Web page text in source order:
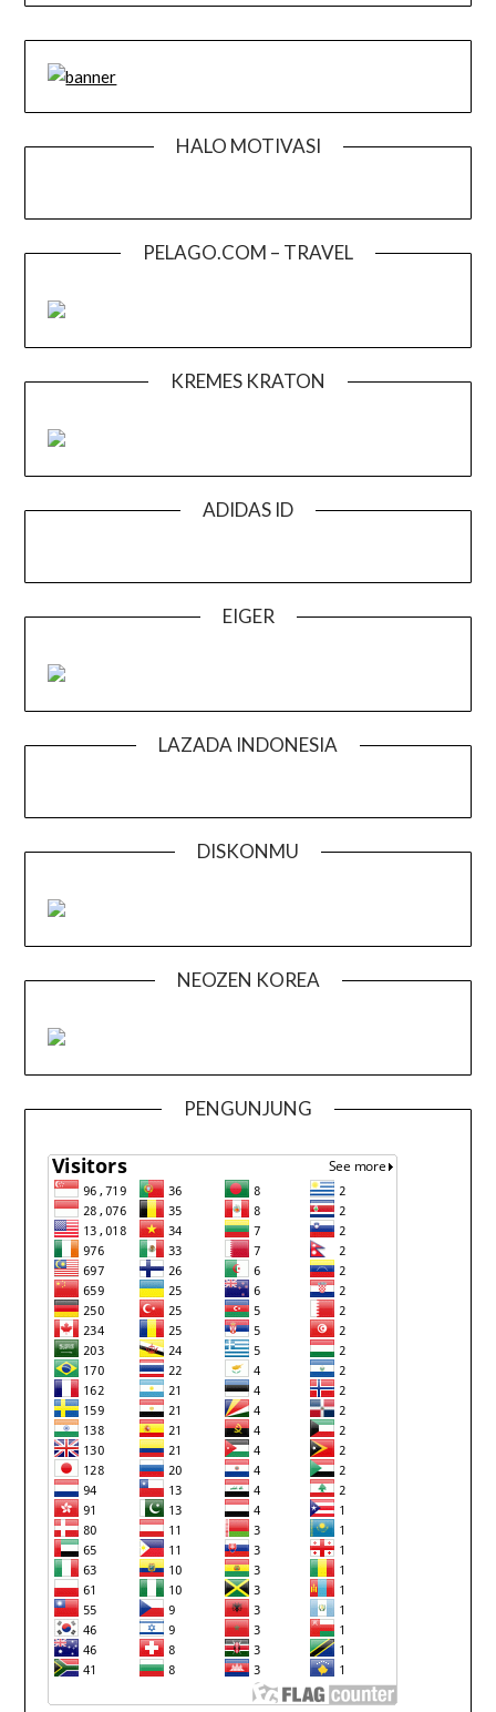
HALO MOTIVASI
PELAGO.COM – TRAVEL
KREMES KRATON
ADIDAS ID
EIGER
LAZADA INDONESIA
DISKONMU
NEOZEN KOREA
PENGUNJUNG